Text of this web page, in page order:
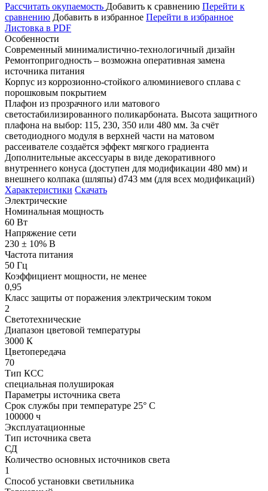
Рассчитать окупаемость Добавить к сравнению Перейти к
сравнению Добавить в избранное Перейти в избранное
Листовка в PDF
Особенности
Современный минималистично-технологичный дизайн
Ремонтопригодность – возможна оперативная замена
источника питания
Корпус из коррозионно-стойкого алюминиевого сплава с
порошковым покрытием
Плафон из прозрачного или матового
светостабилизированного поликарбоната. Высота защитного
плафона на выбор: 115, 230, 350 или 480 мм. За счёт
светодиодного модуля в верхней части на матовом
рассеивателе создаётся эффект мягкого градиента
Дополнительные аксессуары в виде декоративного
внутреннего конуса (доступен для модификации 480 мм) и
внешнего колпака (шляпы) d743 мм (для всех модификаций)
Характеристики Скачать
Электрические
Номинальная мощность
60 Вт
Напряжение сети
230 ± 10% В
Частота питания
50 Гц
Коэффициент мощности, не менее
0,95
Класс защиты от поражения электрическим током
2
Светотехнические
Диапазон цветовой температуры
3000 К
Цветопередача
70
Тип КСС
специальная полуширокая
Параметры источника света
Срок службы при температуре 25° С
100000 ч
Эксплуатационные
Тип источника света
СД
Количество основных источников света
1
Способ установки светильника